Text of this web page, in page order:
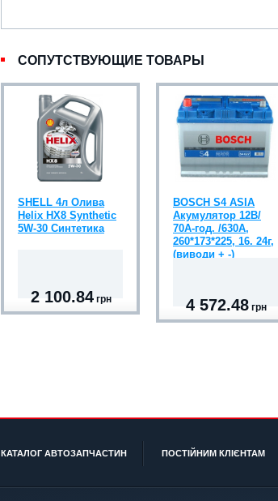
СОПУТСТВУЮЩИЕ ТОВАРЫ
SHELL 4л Олива
Helix HX8 Synthetic
5W-30 Синтетика
2 100.84 грн
BOSCH S4 ASIA
Акумулятор 12В/
70А-год. /630А,
260*173*225, 16. 24г,
(виводи + -)
4 572.48 грн
КАТАЛОГ АВТОЗАПЧАСТИН ПОСТІЙНИМ КЛІЄНТАМ